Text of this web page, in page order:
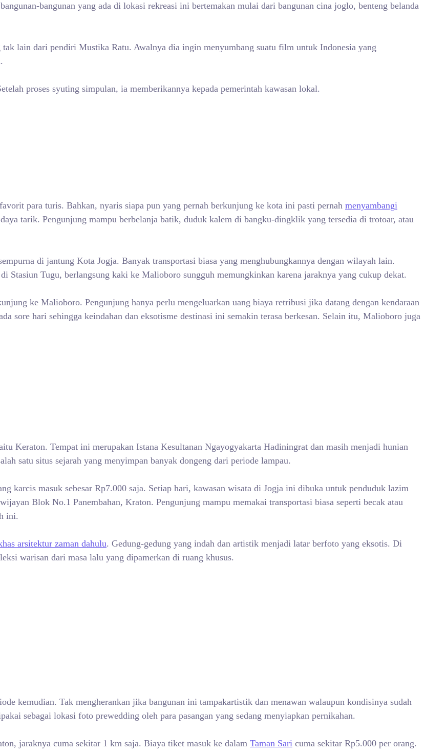
bangunan yang ada di lokasi rekreasi ini bertemakan mulai dari bangunan cina joglo, benteng belanda
lain dari pendiri Mustika Ratu. Awalnya dia ingin menyumbang suatu film untuk Indonesia yang
proses syuting simpulan, ia memberikannya kepada pemerintah kawasan lokal.
para turis. Bahkan, nyaris siapa pun yang pernah berkunjung ke kota ini pasti pernah menyambangi
tarik. Pengunjung mampu berbelanja batik, duduk kalem di bangku-dingklik yang tersedia di trotoar, atau
di jantung Kota Jogja. Banyak transportasi biasa yang menghubungkannya dengan wilayah lain.
Stasiun Tugu, berlangsung kaki ke Malioboro sungguh memungkinkan karena jaraknya yang cukup dekat.
ke Malioboro. Pengunjung hanya perlu mengeluarkan uang biaya retribusi jika datang dengan kendaraan
sore hari sehingga keindahan dan eksotisme destinasi ini semakin terasa berkesan. Selain itu, Malioboro juga
Keraton. Tempat ini merupakan Istana Kesultanan Ngayogyakarta Hadiningrat dan masih menjadi hunian
satu situs sejarah yang menyimpan banyak dongeng dari periode lampau.
karcis masuk sebesar Rp7.000 saja. Setiap hari, kawasan wisata di Jogja ini dibuka untuk penduduk lazim
Blok No.1 Panembahan, Kraton. Pengunjung mampu memakai transportasi biasa seperti becak atau
ini.
arsitektur zaman dahulu. Gedung-gedung yang indah dan artistik menjadi latar berfoto yang eksotis. Di
warisan dari masa lalu yang dipamerkan di ruang khusus.
kemudian. Tak mengherankan jika bangunan ini tampakartistik dan menawan walaupun kondisinya sudah
sebagai lokasi foto prewedding oleh para pasangan yang sedang menyiapkan pernikahan.
jaraknya cuma sekitar 1 km saja. Biaya tiket masuk ke dalam Taman Sari cuma sekitar Rp5.000 per orang.